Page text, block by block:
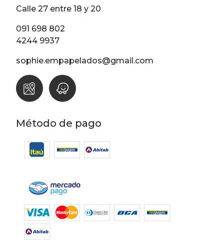
Liso
Madera
Raya
Rombos
SALE
Oportunidades
Varios
Filtrar
Calle 27 entre 18 y 20
091 698 802
4244 9937
sophie.empapelados@gmail.com
Método de pago